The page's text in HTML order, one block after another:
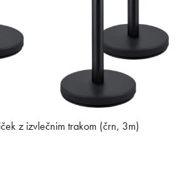
z izvlečnim trakom (črn, 3m)